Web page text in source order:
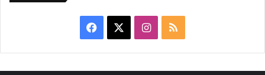
Facebook Instagram
RSS